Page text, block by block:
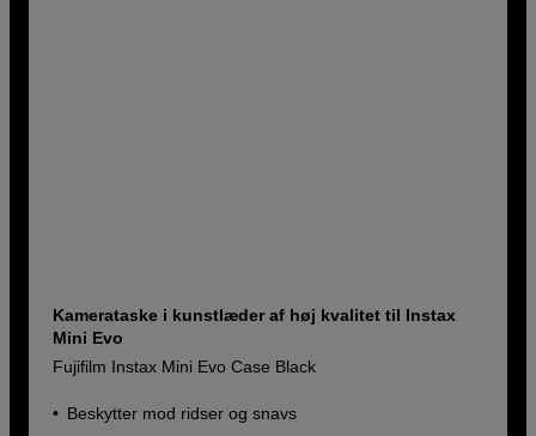
Kamerataske i kunstlæder af høj kvalitet til Instax
Mini Evo
Fujifilm Instax Mini Evo Case Black
Beskytter mod ridser og snavs